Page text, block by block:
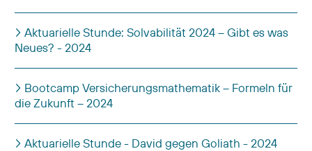
Aktuarielle Stunde: Solvabilität 2024 – Gibt es was
Neues? - 2024
Bootcamp Versicherungsmathematik – Formeln für
die Zukunft – 2024
Aktuarielle Stunde - David gegen Goliath - 2024